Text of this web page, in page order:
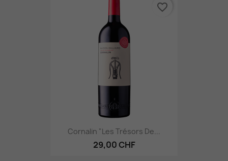
Cornalin "Les Trésors De...
29,00 CHF
favorite_border